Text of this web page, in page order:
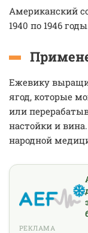
Американский
1940 по 1946
Ежевику
ягод, которые
или
настойки и
народной
РЕКЛАМА